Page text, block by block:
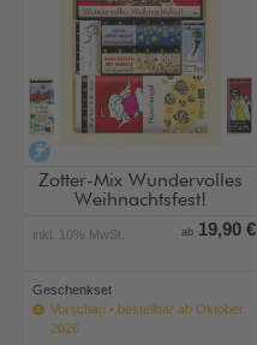
Zotter-Mix Wundervolles
Weihnachtsfest!
inkl. 10% MwSt. ab 19,90 €
Geschenkset
Vorschau • bestellbar ab Oktober
2026